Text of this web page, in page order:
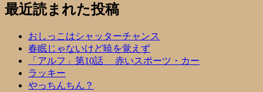
最近読まれた投稿
おしっこはシャッターチャンス
春眠じゃないけど暁を覚えず
「アルフ」第10話 赤いスポーツ・カー
ラッキー
やっちんちん？